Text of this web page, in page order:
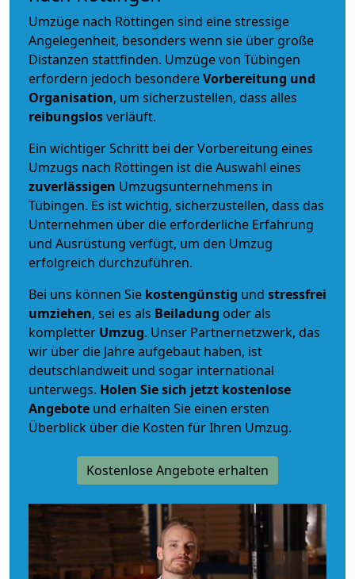
Umzüge nach Röttingen sind eine stressige
Angelegenheit, besonders wenn sie über große
Distanzen stattfinden. Umzüge von Tübingen
erfordern jedoch besondereVorbereitung und
Organisation, um sicherzustellen, dass alles
reibungslosverläuft.
Ein wichtiger Schritt bei der Vorbereitung eines
Umzugs nach Röttingen ist die Auswahl eines
zuverlässigen Umzugsunternehmens in
Tübingen. Es ist wichtig, sicherzustellen, dass das
Unternehmen über die erforderliche Erfahrung
und Ausrüstung verfügt, um den Umzug
erfolgreich durchzuführen.
Bei uns können Sie kostengünstig und stressfrei
umziehen, sei es als Beiladung oder als
kompletter Umzug. Unser Partnernetzwerk, das
wir über die Jahre aufgebaut haben, ist
deutschlandweit und sogar international
unterwegs. Holen Sie sich jetzt kostenlose
Angebote und erhalten Sie einen ersten
Überblick über die Kosten für Ihren Umzug.
Kostenlose Angebote erhalten